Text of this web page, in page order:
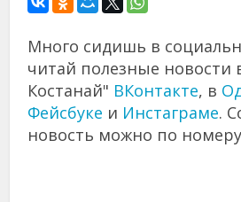
Много сидишь в
читай полезные новости
Костанай" ВКонтакте, в
Фейсбуке и Инстаграме.
новость можно по номеру